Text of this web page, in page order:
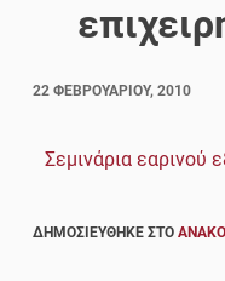
22 ΦΕΒΡΟΥΑΡΊΟΥ, 2010
Σεμινάρια εαρινού
ΔΗΜΟΣΙΕΎΘΗΚΕ ΣΤΟ